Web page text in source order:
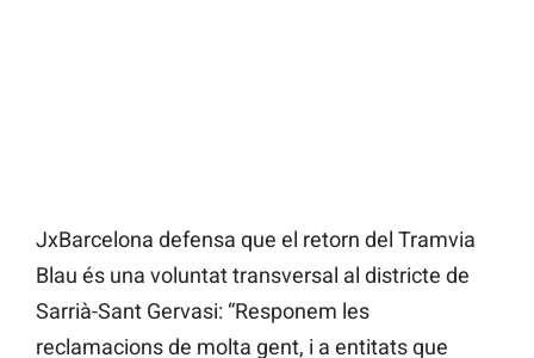
JxBarcelona defensa que el retorn del Tramvia
Blau és una voluntat transversal al districte de
Sarrià-Sant Gervasi: “Responem les
reclamacions de molta gent, i a entitats que